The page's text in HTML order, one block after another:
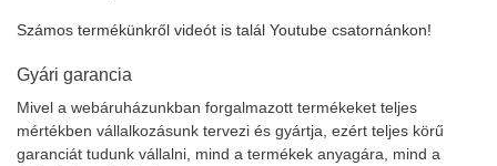
Számos termékünkről videót is talál Youtube csatornánkon!
Gyári garancia
Mivel a webáruházunkban forgalmazott termékeket teljes
mértékben vállalkozásunk tervezi és gyártja, ezért teljes körű
garanciát tudunk vállalni, mind a termékek anyagára, mind a